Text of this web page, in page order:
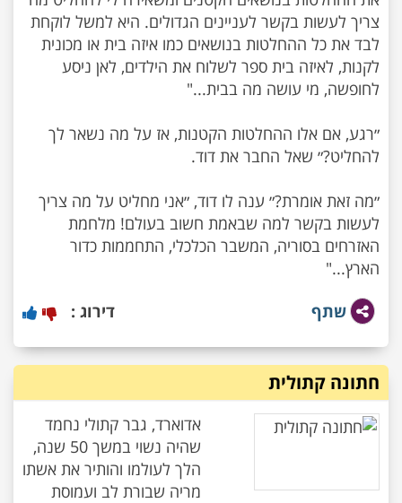
צריך לעשות בקשר לעניינים הגדולים. היא למשל לוקחת
לבד את כל ההחלטות בנושאים כמו איזה בית או מכונית
לקנות, לאיזה בית ספר לשלוח את הילדים, לאן ניסע
״רגע, אם אלו ההחלטות הקטנות, אז על מה נשאר לך
״מה זאת אומרת?״ ענה לו דוד, ״אני מחליט על מה צריך
לעשות בקשר למה שבאמת חשוב בעולם! מלחמת
האזרחים בסוריה, המשבר הכלכלי, התחממות כדור
הארץ..."
שתף
דירוג :
חתונה קתולית
אדוארד, גבר קתולי נחמד
שהיה נשוי במשך 50 שנה,
הלך לעולמו והותיר את אשתו
מריה שבורת לב ועמוסת